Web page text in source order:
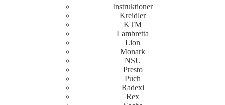
Instruktioner
Kreidler
KTM
Lambretta
Lion
Monark
NSU
Presto
Puch
Radexi
Rex